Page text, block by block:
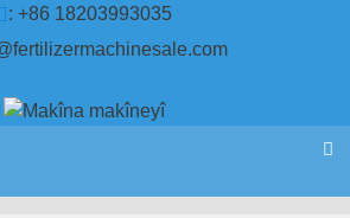
: +86 18203993035